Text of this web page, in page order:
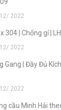
2022
304 | Chống gỉ |
2022
Gang | Đầy Đủ
2022
cầu Minh Hải